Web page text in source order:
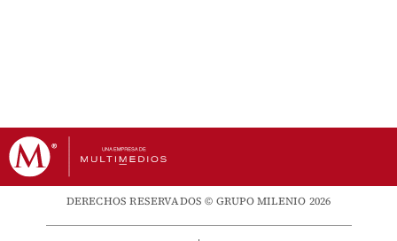
DERECHOS RESERVADOS © GRUPO MILENIO 2026